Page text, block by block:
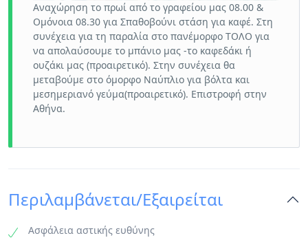
Αναχώρηση το πρωί από το γραφείου μας 08.00 &
Oμόνοια 08.30 για Σπαθοβούνι στάση για καφέ. Στη
συνέχεια για τη παραλία στο πανέμορφο ΤΟΛΟ για
να απολαύσουμε το μπάνιο μας -το καφεδάκι ή
ουζάκι μας (προαιρετικό). Στην συνέχεια θα
μεταβούμε στο όμορφο Ναύπλιο για βόλτα και
μεσημεριανό γεύμα(προαιρετικό). Επιστροφή στην
Αθήνα.
Περιλαμβάνεται/Εξαιρείται
Ασφάλεια αστικής ευθύνης